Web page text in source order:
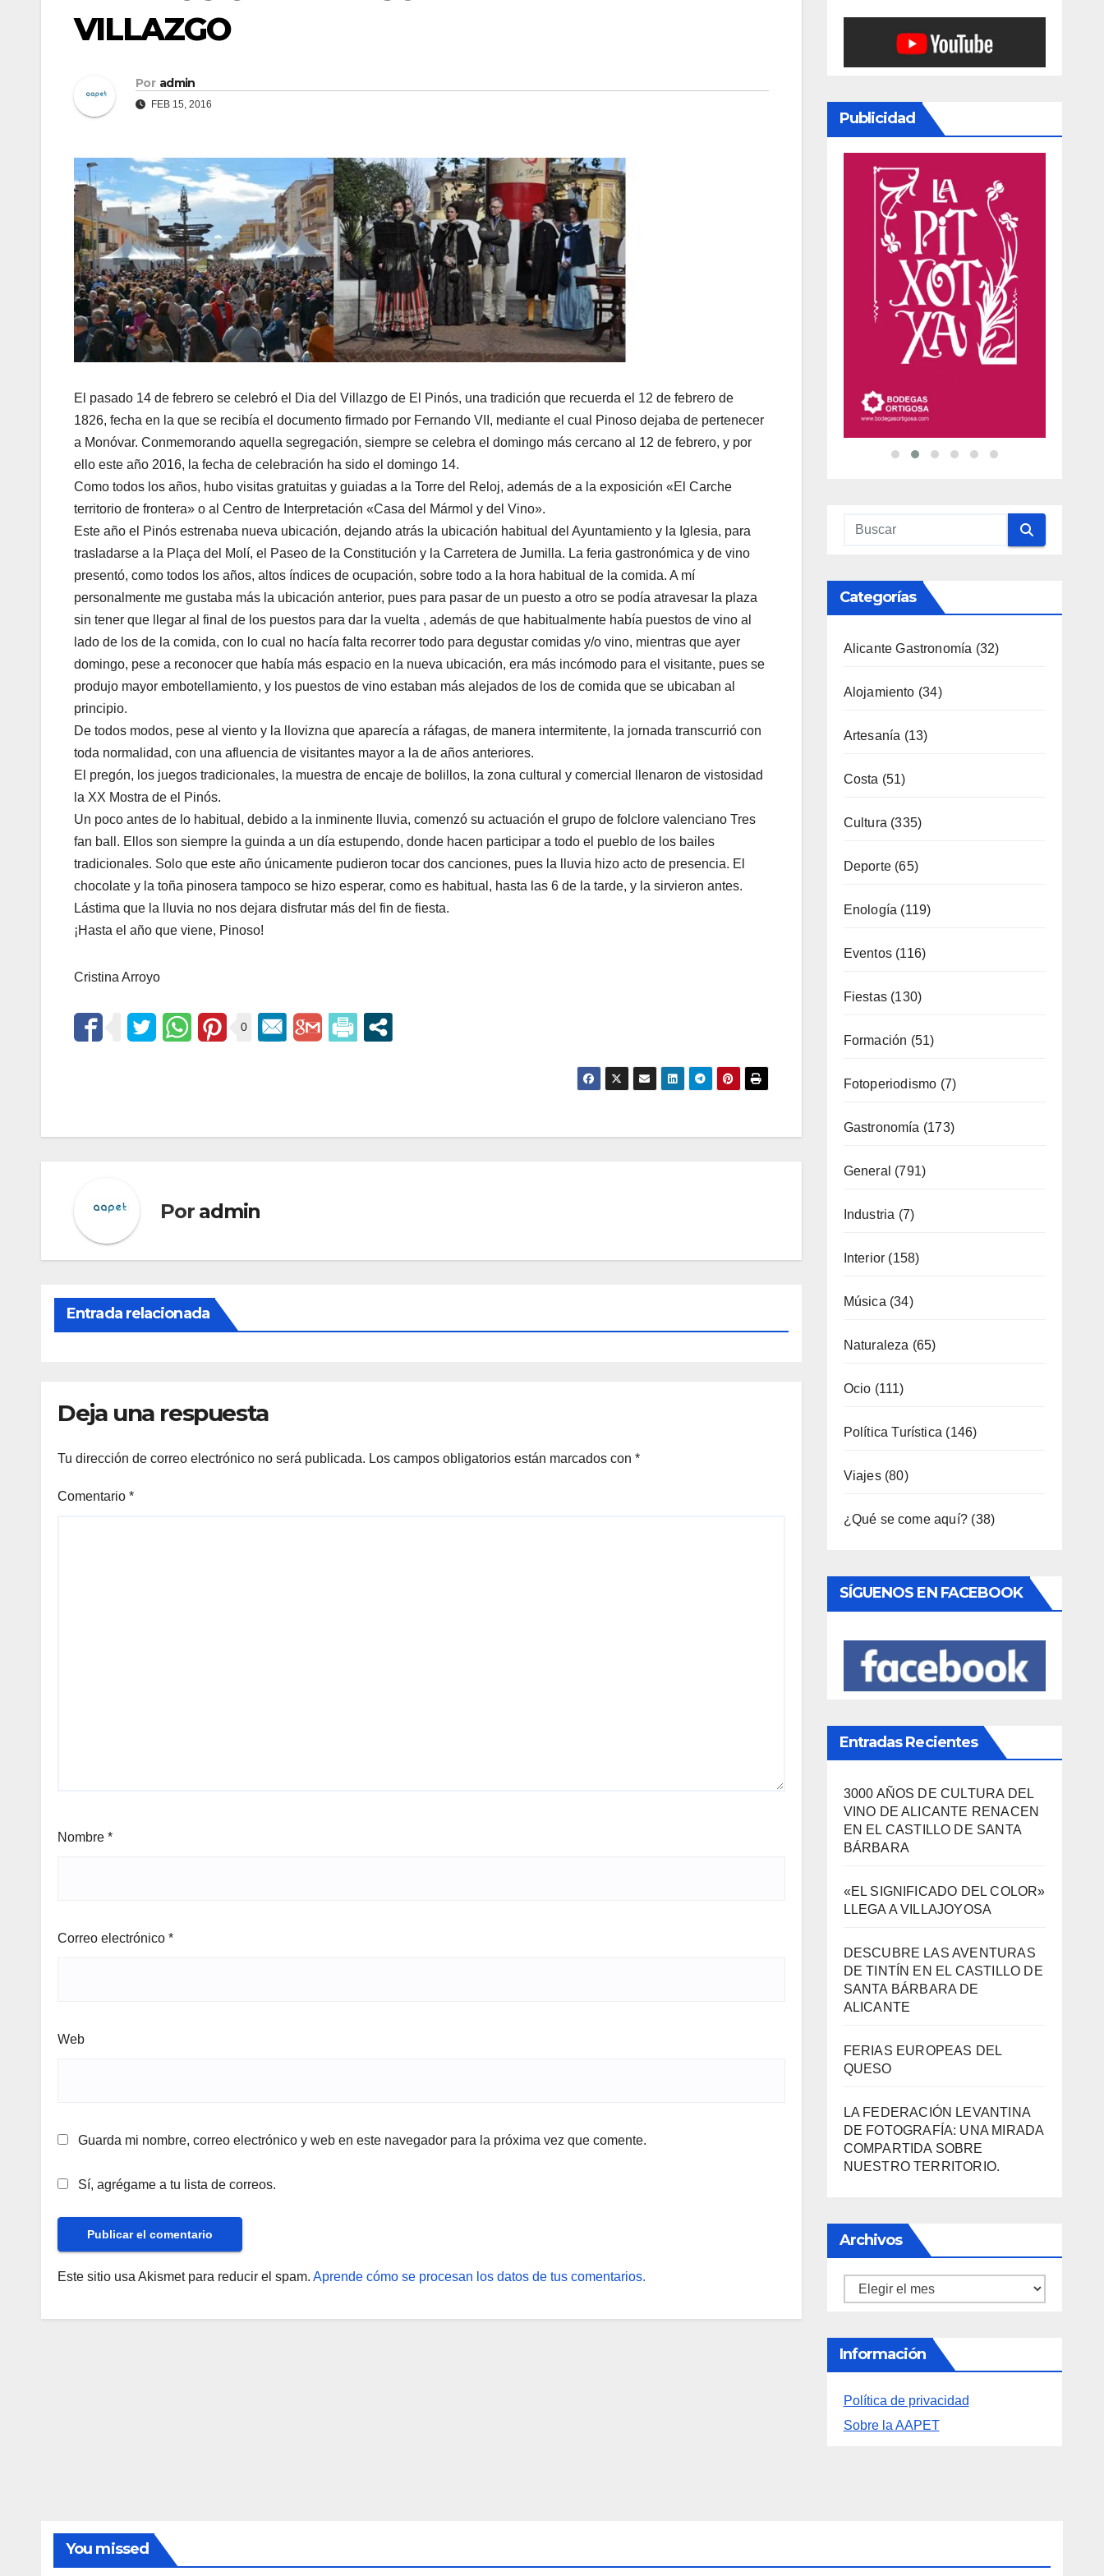
VILLAZGO
Por admin
FEB 15, 2016
El pasado 14 de febrero se celebró el Dia del Villazgo de El Pinós, una tradición que recuerda el 12 de febrero de
1826, fecha en la que se recibía el documento firmado por Fernando VII, mediante el cual Pinoso dejaba de pertenecer
a Monóvar. Conmemorando aquella segregación, siempre se celebra el domingo más cercano al 12 de febrero, y por
ello este año 2016, la fecha de celebración ha sido el domingo 14.
Como todos los años, hubo visitas gratuitas y guiadas a la Torre del Reloj, además de a la exposición «El Carche
territorio de frontera» o al Centro de Interpretación «Casa del Mármol y del Vino».
Este año el Pinós estrenaba nueva ubicación, dejando atrás la ubicación habitual del Ayuntamiento y la Iglesia, para
trasladarse a la Plaça del Molí, el Paseo de la Constitución y la Carretera de Jumilla. La feria gastronómica y de vino
presentó, como todos los años, altos índices de ocupación, sobre todo a la hora habitual de la comida. A mí
personalmente me gustaba más la ubicación anterior, pues para pasar de un puesto a otro se podía atravesar la plaza
sin tener que llegar al final de los puestos para dar la vuelta , además de que habitualmente había puestos de vino al
lado de los de la comida, con lo cual no hacía falta recorrer todo para degustar comidas y/o vino, mientras que ayer
domingo, pese a reconocer que había más espacio en la nueva ubicación, era más incómodo para el visitante, pues se
produjo mayor embotellamiento, y los puestos de vino estaban más alejados de los de comida que se ubicaban al
principio.
De todos modos, pese al viento y la llovizna que aparecía a ráfagas, de manera intermitente, la jornada transcurrió con
toda normalidad, con una afluencia de visitantes mayor a la de años anteriores.
El pregón, los juegos tradicionales, la muestra de encaje de bolillos, la zona cultural y comercial llenaron de vistosidad
la XX Mostra de el Pinós.
Un poco antes de lo habitual, debido a la inminente lluvia, comenzó su actuación el grupo de folclore valenciano Tres
fan ball. Ellos son siempre la guinda a un día estupendo, donde hacen participar a todo el pueblo de los bailes
tradicionales. Solo que este año únicamente pudieron tocar dos canciones, pues la lluvia hizo acto de presencia. El
chocolate y la toña pinosera tampoco se hizo esperar, como es habitual, hasta las 6 de la tarde, y la sirvieron antes.
Lástima que la lluvia no nos dejara disfrutar más del fin de fiesta.
¡Hasta el año que viene, Pinoso!
Cristina Arroyo
0
Por admin
Entrada relacionada
Deja una respuesta
Tu dirección de correo electrónico no será publicada. Los campos obligatorios están marcados con *
Comentario *
Nombre *
Correo electrónico *
Web
Guarda mi nombre, correo electrónico y web en este navegador para la próxima vez que comente.
Sí, agrégame a tu lista de correos.
Este sitio usa Akismet para reducir el spam. Aprende cómo se procesan los datos de tus comentarios.
Publicidad
Categorías
Alicante Gastronomía (32)
Alojamiento (34)
Artesanía (13)
Costa (51)
Cultura(335)
Deporte(65)
Enología (119)
Eventos(116)
Fiestas(130)
Formación (51)
Fotoperiodismo (7)
Gastronomía (173)
General (791)
Industria (7)
Interior (158)
Música(34)
Naturaleza (65)
Ocio (111)
Política Turística (146)
Viajes(80)
¿Qué se come aquí? (38)
SÍGUENOS EN FACEBOOK
Entradas Recientes
3000 AÑOS DE CULTURA DEL
VINO DE ALICANTE RENACEN
EN EL CASTILLO DE SANTA
BÁRBARA
«EL SIGNIFICADO DEL COLOR»
LLEGA A VILLAJOYOSA
DESCUBRE LAS AVENTURAS
DE TINTÍN EN EL CASTILLO DE
SANTA BÁRBARA DE
ALICANTE
FERIAS EUROPEAS DEL
QUESO
LA FEDERACIÓN LEVANTINA
DE FOTOGRAFÍA: UNA MIRADA
COMPARTIDA SOBRE
NUESTRO TERRITORIO.
Archivos
Archivos
Información
Política de privacidad
Sobre la AAPET
You missed